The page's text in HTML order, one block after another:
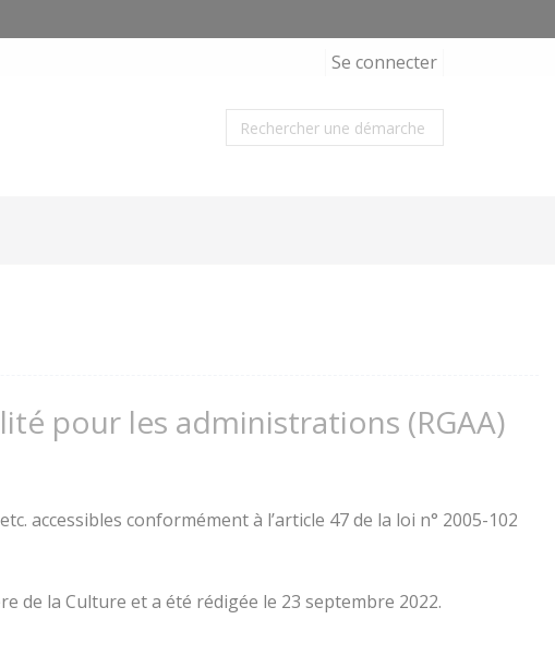
Se connecter
pour les administrations (RGAA)
accessibles conformément à l’article 47 de la loi n° 2005-102
de la Culture et a été rédigée le 23 septembre 2022.